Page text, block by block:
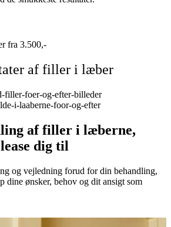
fra 3.500,-
af filler i læber
af filler i læberne,
dig til
og vejledning forud for din behandling,
dine ønsker, behov og dit ansigt som